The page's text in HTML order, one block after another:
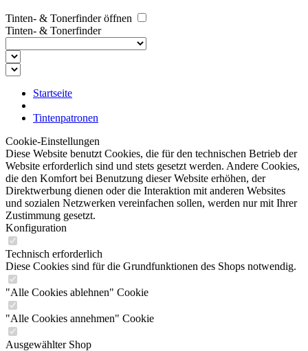
Tinten- & Tonerfinder öffnen
Tinten- & Tonerfinder
Startseite
Tintenpatronen
Cookie-Einstellungen
Diese Website benutzt Cookies, die für den technischen Betrieb der
Website erforderlich sind und stets gesetzt werden. Andere Cookies,
die den Komfort bei Benutzung dieser Website erhöhen, der
Direktwerbung dienen oder die Interaktion mit anderen Websites
und sozialen Netzwerken vereinfachen sollen, werden nur mit Ihrer
Zustimmung gesetzt.
Konfiguration
Technisch erforderlich
Diese Cookies sind für die Grundfunktionen des Shops notwendig.
"Alle Cookies ablehnen" Cookie
"Alle Cookies annehmen" Cookie
Ausgewählter Shop